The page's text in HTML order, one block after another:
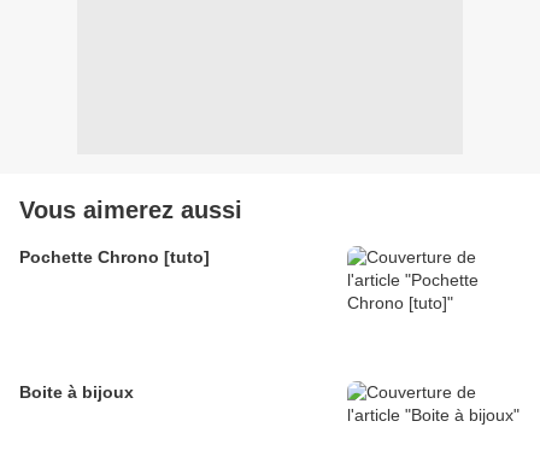
Vous aimerez aussi
Pochette Chrono [tuto]
Boite à bijoux